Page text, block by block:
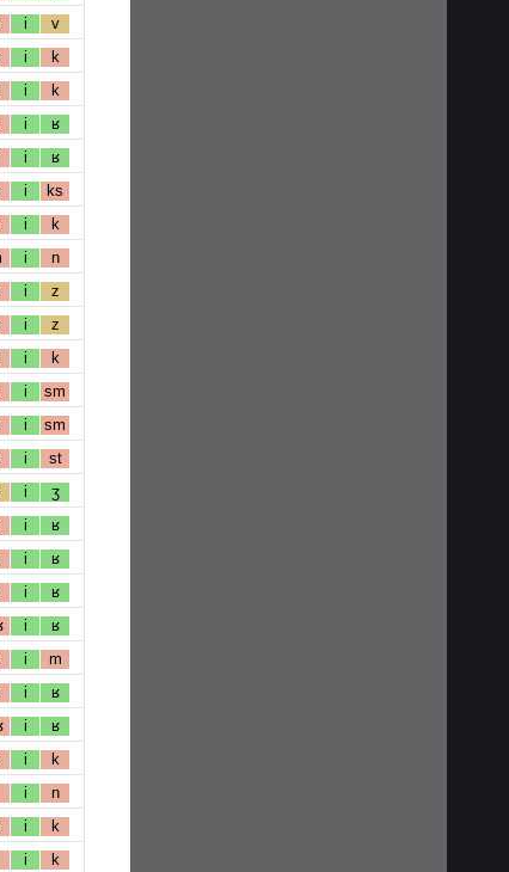
i v
i k
i k
i ʁ
i ʁ
i ks
i k
i n
i z
i z
i k
i sm
i sm
i st
i ʒ
i ʁ
i ʁ
i ʁ
i ʁ
i m
i ʁ
i ʁ
i k
i n
i k
i k